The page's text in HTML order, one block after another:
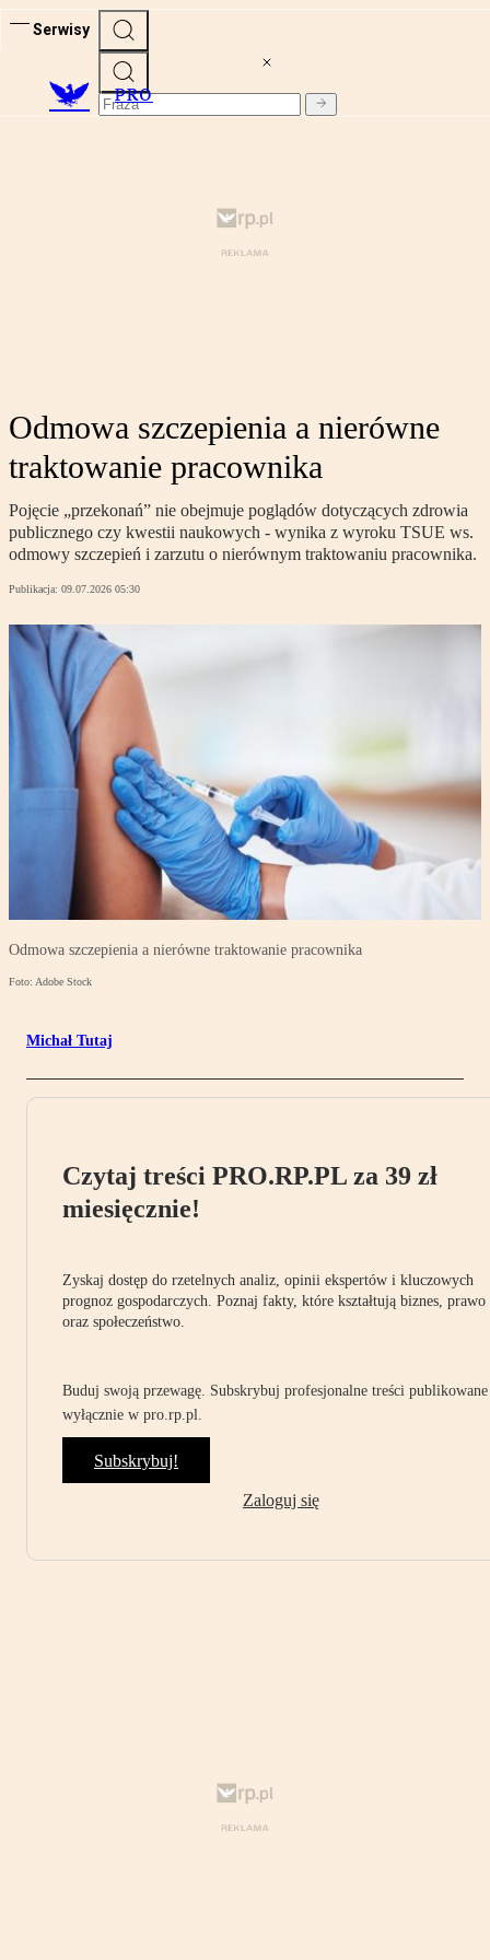
Serwisy
PRO
Odmowa szczepienia a nierówne
traktowanie pracownika
Pojęcie „przekonań” nie obejmuje poglądów dotyczących zdrowia
publicznego czy kwestii naukowych - wynika z wyroku TSUE ws.
odmowy szczepień i zarzutu o nierównym traktowaniu pracownika.
Publikacja: 09.07.2026 05:30
Odmowa szczepienia a nierówne traktowanie pracownika
Foto: Adobe Stock
Michał Tutaj
Czytaj treści PRO.RP.PL za 39 zł
miesięcznie!
Zyskaj dostęp do rzetelnych analiz, opinii ekspertów i kluczowych
prognoz gospodarczych. Poznaj fakty, które kształtują biznes, prawo
oraz społeczeństwo.
Buduj swoją przewagę. Subskrybuj profesjonalne treści publikowane
wyłącznie w pro.rp.pl.
Subskrybuj!
Zaloguj się